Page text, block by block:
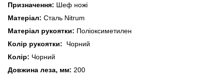
Призначення: Шеф ножі
Матеріал: Сталь Nitrum
Матеріал рукоятки: Поліоксиметилен
Колір рукоятки: Чорний
Колір: Чорний
Довжина леза, мм: 200